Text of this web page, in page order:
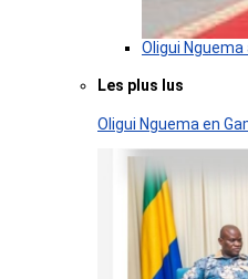
Oligui
Les plus lus
Oligui Nguema en